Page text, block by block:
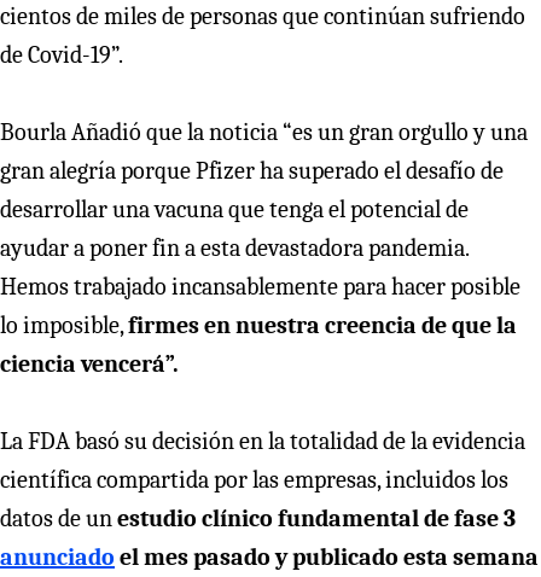
cientos de miles de personas que continúan sufriendo
de Covid-19”.
Bourla Añadió que la noticia “es un gran orgullo y una
gran alegría porque Pfizer ha superado el desafío de
desarrollar una vacuna que tenga el potencial de
ayudar a poner fin a esta devastadora pandemia.
Hemos trabajado incansablemente para hacer posible
lo imposible,firmes en nuestra creencia de que la
ciencia vencerá”.
La FDA basó su decisión en la totalidad de la evidencia
científica compartida por las empresas, incluidos los
datos de un estudio clínico fundamental de fase 3
anunciado el mes pasado y publicado esta semana